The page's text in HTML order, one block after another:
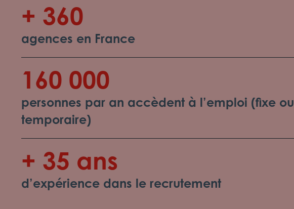
+ 360
agences en France
160 000
personnes par an accèdent à l’emploi (fixe ou
temporaire)
+ 35 ans
d’expérience dans le recrutement